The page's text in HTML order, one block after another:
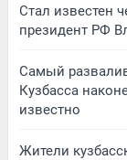
Стал известен
президент РФ
Самый
Кузбасса
известно
Жители